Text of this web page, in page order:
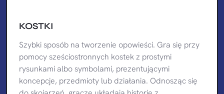
KOSTKI
Szybki sposób na tworzenie opowieści. Gra się przy
pomocy sześciostronnych kostek z prostymi
rysunkami albo symbolami, prezentującymi
koncepcje, przedmioty lub działania. Odnosząc się